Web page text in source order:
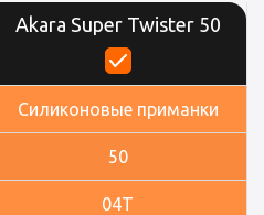
Akara Super Twister 50
Силиконовые приманки
50
04T